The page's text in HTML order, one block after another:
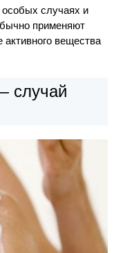
случаях и
применяют
активного вещества
случай